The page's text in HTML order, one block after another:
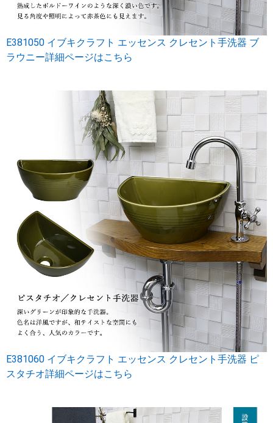
E381050 イブキクラフト エッセンス クレセント手洗器 ブ
ラウニー詳細ページはこちら
E381060 イブキクラフト エッセンス クレセント手洗器 ピ
スタチオ詳細ページはこちら